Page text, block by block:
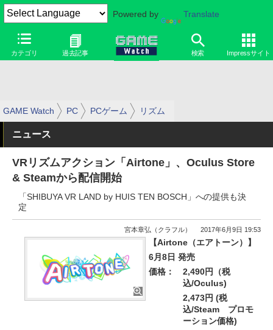
Powered by Translate
カテゴリ 過去記事 検索 Impressサイト
GAME Watch PC PCゲーム リズム
ニュース
VRリズムアクション「Airtone」、Oculus Store
& Steamから配信開始
「SHIBUYA VR LAND by HUIS TEN BOSCH」への提供も決
定
宮本章弘（クラフル） 2017年6月9日 19:53
【Airtone（エアトーン）】
6月8日 発売
価格：
2,490円（税
込/Oculus)
2,473円 (税
込/Steam プロモ
ーション価格)